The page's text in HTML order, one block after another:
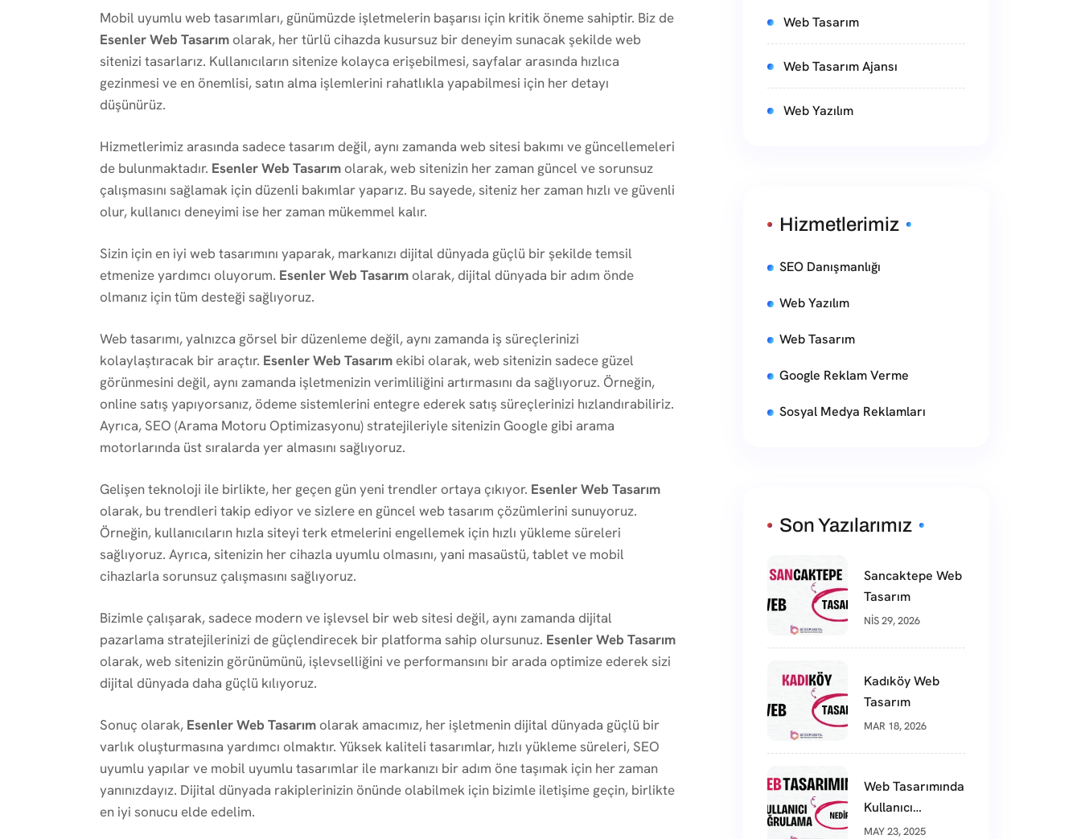
Mobil uyumlu web tasarımları, günümüzde işletmelerin başarısı için kritik öneme sahiptir. Biz de
Esenler Web Tasarım olarak, her türlü cihazda kusursuz bir deneyim sunacak şekilde web
sitenizi tasarlarız. Kullanıcıların sitenize kolayca erişebilmesi, sayfalar arasında hızlıca
gezinmesi ve en önemlisi, satın alma işlemlerini rahatlıkla yapabilmesi için her detayı
düşünürüz.
Hizmetlerimiz arasında sadece tasarım değil, aynı zamanda web sitesi bakımı ve güncellemeleri
de bulunmaktadır. Esenler Web Tasarım olarak, web sitenizin her zaman güncel ve sorunsuz
çalışmasını sağlamak için düzenli bakımlar yaparız. Bu sayede, siteniz her zaman hızlı ve güvenli
olur, kullanıcı deneyimi ise her zaman mükemmel kalır.
Sizin için en iyi web tasarımını yaparak, markanızı dijital dünyada güçlü bir şekilde temsil
etmenize yardımcı oluyorum. Esenler Web Tasarım olarak, dijital dünyada bir adım önde
olmanız için tüm desteği sağlıyoruz.
Web tasarımı, yalnızca görsel bir düzenleme değil, aynı zamanda iş süreçlerinizi
kolaylaştıracak bir araçtır. Esenler Web Tasarım ekibi olarak, web sitenizin sadece güzel
görünmesini değil, aynı zamanda işletmenizin verimliliğini artırmasını da sağlıyoruz. Örneğin,
online satış yapıyorsanız, ödeme sistemlerini entegre ederek satış süreçlerinizi hızlandırabiliriz.
Ayrıca, SEO (Arama Motoru Optimizasyonu) stratejileriyle sitenizin Google gibi arama
motorlarında üst sıralarda yer almasını sağlıyoruz.
Gelişen teknoloji ile birlikte, her geçen gün yeni trendler ortaya çıkıyor. Esenler Web Tasarım
olarak, bu trendleri takip ediyor ve sizlere en güncel web tasarım çözümlerini sunuyoruz.
Örneğin, kullanıcıların hızla siteyi terk etmelerini engellemek için hızlı yükleme süreleri
sağlıyoruz. Ayrıca, sitenizin her cihazla uyumlu olmasını, yani masaüstü, tablet ve mobil
cihazlarla sorunsuz çalışmasını sağlıyoruz.
Bizimle çalışarak, sadece modern ve işlevsel bir web sitesi değil, aynı zamanda dijital
pazarlama stratejilerinizi de güçlendirecek bir platforma sahip olursunuz. Esenler Web Tasarım
olarak, web sitenizin görünümünü, işlevselliğini ve performansını bir arada optimize ederek sizi
dijital dünyada daha güçlü kılıyoruz.
Sonuç olarak, Esenler Web Tasarım olarak amacımız, her işletmenin dijital dünyada güçlü bir
varlık oluşturmasına yardımcı olmaktır. Yüksek kaliteli tasarımlar, hızlı yükleme süreleri, SEO
uyumlu yapılar ve mobil uyumlu tasarımlar ile markanızı bir adım öne taşımak için her zaman
yanınızdayız. Dijital dünyada rakiplerinizin önünde olabilmek için bizimle iletişime geçin, birlikte
en iyi sonucu elde edelim.
Web Tasarım
Web Tasarım Ajansı
Web Yazılım
Hizmetlerimiz
SEO Danışmanlığı
Web Yazılım
Web Tasarım
Google Reklam Verme
Sosyal Medya Reklamları
Son Yazılarımız
Sancaktepe Web
Tasarım
NIS 29, 2026
Kadıköy Web
Tasarım
MAR 18, 2026
Web Tasarımında
Kullanıcı
Doğrulama
MAY 23, 2025